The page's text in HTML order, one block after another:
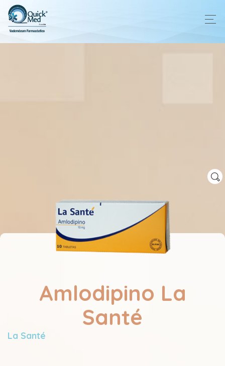
Amlodipino La
Santé
La Santé